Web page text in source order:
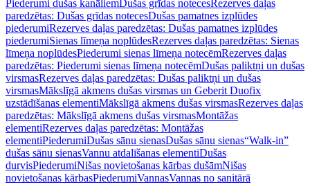
Piederumi dušas kanāliemDušas grīdas notecesRezerves daļas
paredzētas: Dušas grīdas notecesDušas pamatnes izplūdes
piederumiRezerves daļas paredzētas: Dušas pamatnes izplūdes
piederumiSienas līmeņa noplūdesRezerves daļas paredzētas: Sienas
līmeņa noplūdesPiederumi sienas līmeņa notecēmRezerves daļas
paredzētas: Piederumi sienas līmeņa notecēmDušas paliktņi un dušas
virsmasRezerves daļas paredzētas: Dušas paliktņi un dušas
virsmasMākslīgā akmens dušas virsmas un Geberit Duofix
uzstādīšanas elementiMākslīgā akmens dušas virsmasRezerves daļas
paredzētas: Mākslīgā akmens dušas virsmasMontāžas
elementiRezerves daļas paredzētas: Montāžas
elementiPiederumiDušas sānu sienasDušas sānu sienas“Walk-in”
dušas sānu sienasVannu atdalīšanas elementiDušas
durvisPiederumiNišas novietošanas kārbas dušāmNišas
novietošanas kārbasPiederumiVannasVannas no sanitārā